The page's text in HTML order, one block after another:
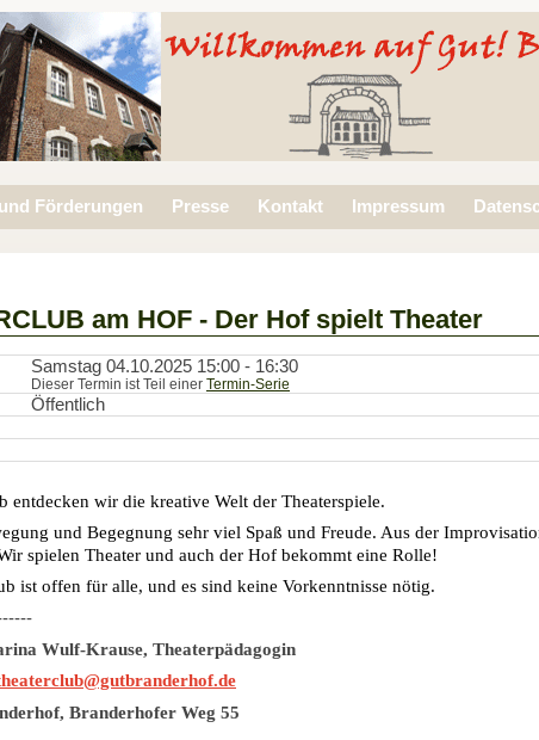
Förderungen Presse Kontakt Impressum
am HOF - Der Hof spielt Theater
Samstag 04.10.2025 15:00 - 16:30
Dieser Termin ist Teil einer Termin-Serie
Öffentlich
entdecken wir die kreative Welt der Theaterspiele.
und Begegnung sehr viel Spaß und Freude. Aus der
spielen Theater und auch der Hof bekommt eine Rolle!
ist offen für alle, und es sind keine Vorkenntnisse nötig.
Wulf-Krause, Theaterpädagogin
Branderhofer Weg 55